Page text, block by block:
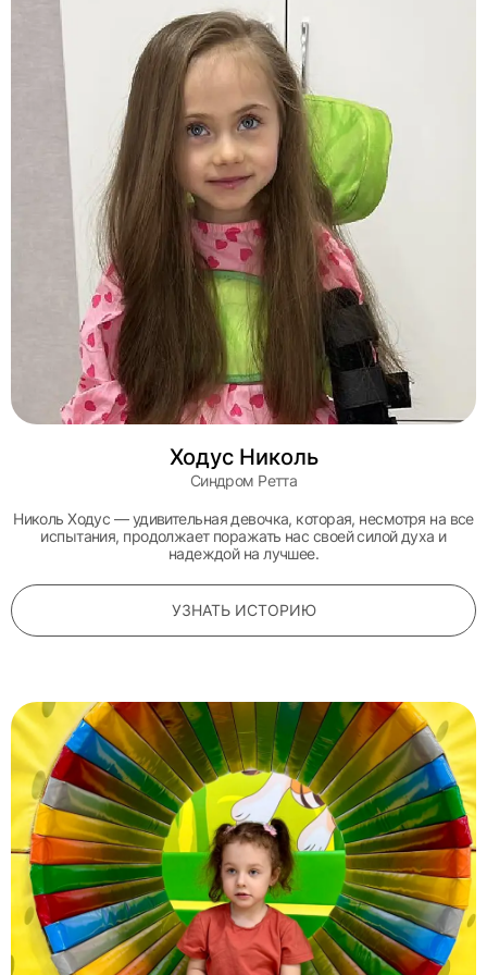
Ходус Николь
Синдром Ретта
Николь Ходус — удивительная девочка, которая, несмотря на все
испытания, продолжает поражать нас своей силой духа и
надеждой на лучшее.
УЗНАТЬ ИСТОРИЮ